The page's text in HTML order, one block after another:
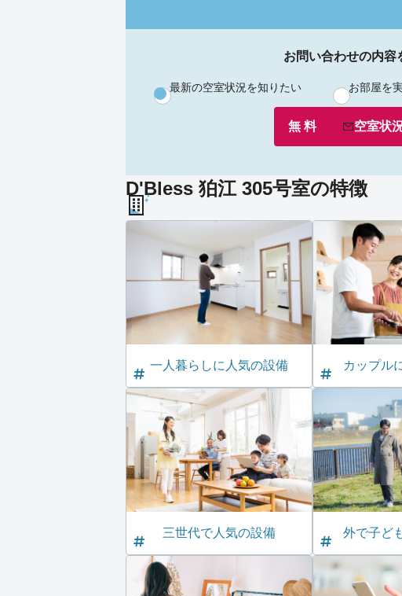
お問い合わせの内容
最新の空室状況を知りたい お部屋を
無 料 空室状
D'Bless 狛江 305号室の特徴
一人暮らしに人気の設備 カップル
三世代で人気の設備 外で子ど